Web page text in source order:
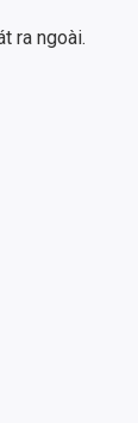
ra ngoài.